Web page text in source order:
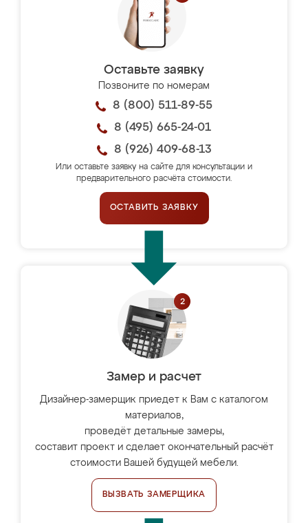
Оставьте заявку
Позвоните по номерам
8 (800) 511-89-55
8 (495) 665-24-01
8 (926) 409-68-13
Или оставьте заявку на сайте для консультации и
предварительного расчёта стоимости.
ОСТАВИТЬ ЗАЯВКУ
Замер и расчет
Дизайнер-замерщик приедет к Вам с каталогом
материалов,
проведёт детальные замеры,
составит проект и сделает окончательный расчёт
стоимости Вашей будущей мебели.
ВЫЗВАТЬ ЗАМЕРЩИКА